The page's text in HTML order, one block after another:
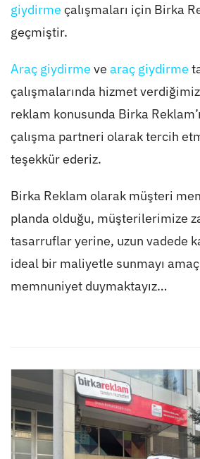
giydirme çalışmaları için Birka
geçmiştir.
Araç giydirme ve araç giydirme
çalışmalarında hizmet
reklam konusunda Birka
çalışma partneri olarak tercih
teşekkür ederiz.
Birka Reklam olarak müşteri
planda olduğu, müşterilerimize
tasarruflar yerine, uzun vadede
ideal bir maliyetle sunmayı
memnuniyet duymaktayız…